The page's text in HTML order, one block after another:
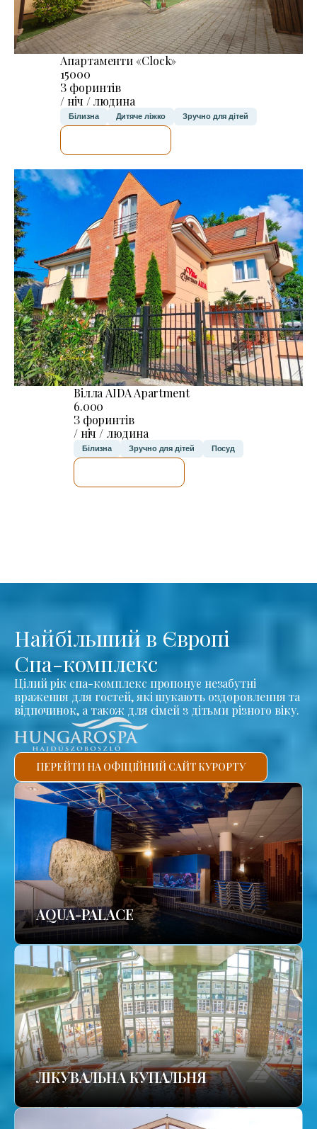
Апартаменти «Clock»
15000
З форинтів
/ ніч / людина
Білизна Дитяче ліжко Зручно для дітей
Вілла AIDA Apartment
6.000
З форинтів
/ ніч / людина
Білизна Зручно для дітей Посуд
Найбільший в Європі
Спа-комплекс
Цілий рік спа-комплекс пропонує незабутні
враження для гостей, які шукають оздоровлення та
відпочинок, а також для сімей з дітьми різного віку.
ПЕРЕЙТИ НА ОФІЦІЙНИЙ САЙТ КУРОРТУ
AQUA-PALACE
ЛІКУВАЛЬНА КУПАЛЬНЯ